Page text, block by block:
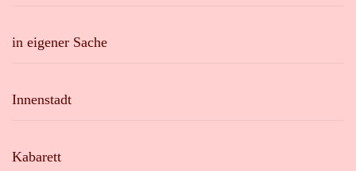
in eigener Sache
Innenstadt
Kabarett